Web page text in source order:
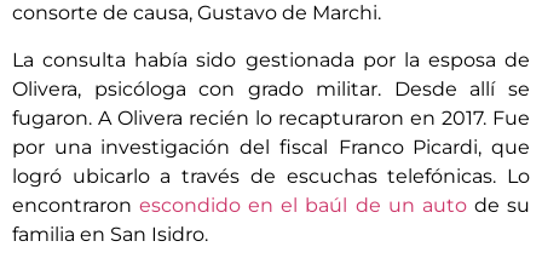
consorte de causa, Gustavo de Marchi.
La consulta había sido gestionada por la esposa de
Olivera, psicóloga con grado militar. Desde allí se
fugaron. A Olivera recién lo recapturaron en 2017. Fue
por una investigación del fiscal Franco Picardi, que
logró ubicarlo a través de escuchas telefónicas. Lo
encontraronescondido en el baúl de un autode su
familia en San Isidro.